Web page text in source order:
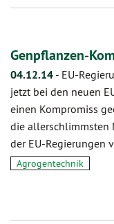
Genpflanzen-
04.12.14 - EU-
jetzt bei den neuen
einen Kompromiss
die allerschlimmsten
der EU-Regierungen
Agrogentechnik